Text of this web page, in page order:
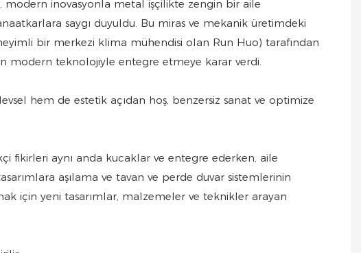
modern inovasyonla metal işçilikte zengin bir aile
saygı duyuldu. Bu miras ve mekanik üretimdeki
bir merkezi klima mühendisi olan Run Huo) tarafından
modern teknolojiyle entegre etmeye karar verdi.
hem de estetik açıdan hoş, benzersiz sanat ve optimize
fikirleri aynı anda kucaklar ve entegre ederken, aile
aşılama ve tavan ve perde duvar sistemlerinin
için yeni tasarımlar, malzemeler ve teknikler arayan